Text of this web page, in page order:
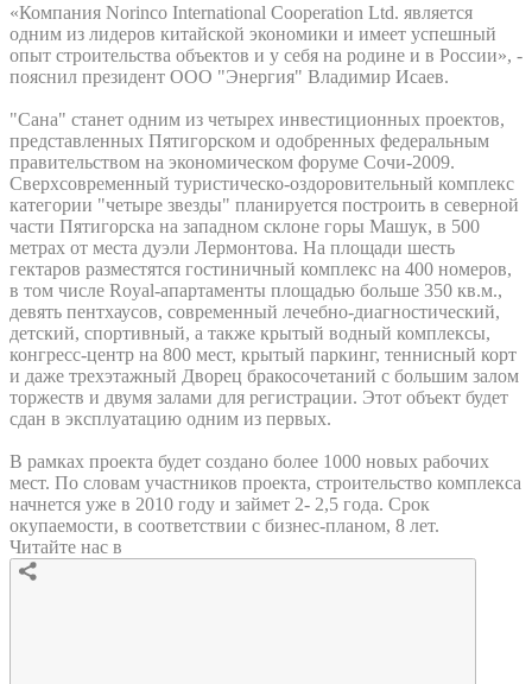
«Компания Norinco International Cooperation Ltd. является
одним из лидеров китайской экономики и имеет успешный
опыт строительства объектов и у себя на родине и в России», -
пояснил президент ООО "Энергия" Владимир Исаев.
"Сана" станет одним из четырех инвестиционных проектов,
представленных Пятигорском и одобренных федеральным
правительством на экономическом форуме Сочи-2009.
Сверхсовременный туристическо-оздоровительный комплекс
категории "четыре звезды" планируется построить в северной
части Пятигорска на западном склоне горы Машук, в 500
метрах от места дуэли Лермонтова. На площади шесть
гектаров разместятся гостиничный комплекс на 400 номеров,
в том числе Royal-апартаменты площадью больше 350 кв.м.,
девять пентхаусов, современный лечебно-диагностический,
детский, спортивный, а также крытый водный комплексы,
конгресс-центр на 800 мест, крытый паркинг, теннисный корт
и даже трехэтажный Дворец бракосочетаний с большим залом
торжеств и двумя залами для регистрации. Этот объект будет
сдан в эксплуатацию одним из первых.
В рамках проекта будет создано более 1000 новых рабочих
мест. По словам участников проекта, строительство комплекса
начнется уже в 2010 году и займет 2- 2,5 года. Срок
окупаемости, в соответствии с бизнес-планом, 8 лет.
Читайте нас в